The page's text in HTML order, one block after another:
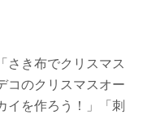
さき布でクリスマス
コのクリスマスオー
イを作ろう！」「刺